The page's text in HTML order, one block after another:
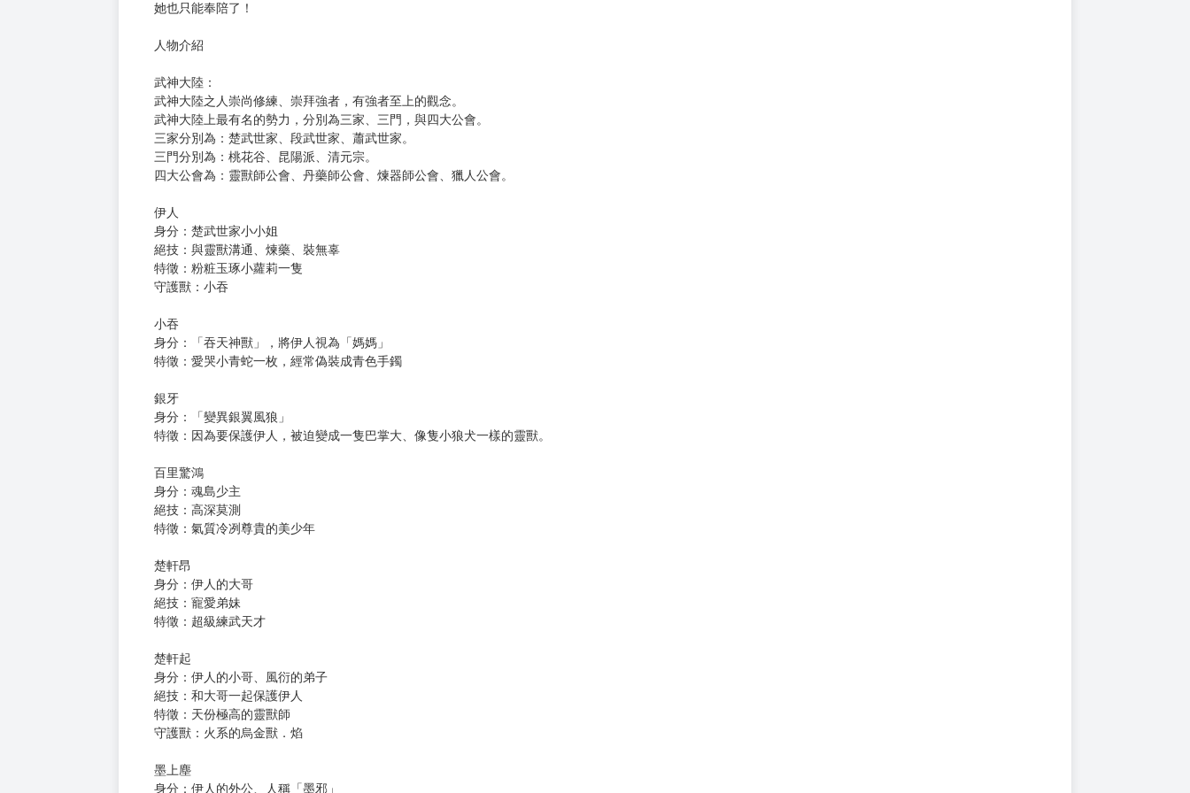
這一直囚禁神蠶的神蠶堡緊張，也是可以理解的啦！
這神蠶堡大小姐也太不聰明，
還運氣非常不好的被驚鴻撞個正著，
順手幫她討回之前被欺負的本金加利息，
偏偏這家人還真是不識相，
大小姐都吃了悶虧了，大少爺還敢上門找碴？
其實她一直都很低調的，但是人家不讓她低調，
人物介紹
武神大陸：
武神大陸之人崇尚修練、崇拜強者，有強者至上的觀念。
三家分別為：楚武世家、段武世家、蕭武世家。
三門分別為：桃花谷、昆陽派、清元宗。
四大公會為：靈獸師公會、丹藥師公會、煉器師公會、獵人公會。
伊人
身分：楚武世家小小姐
絕技：與靈獸溝通、煉藥、裝無辜
守護獸：小吞
小吞
身分：「吞天神獸」，將伊人視為「媽媽」
銀牙
身分：「變異銀翼風狼」
特徵：因為要保護伊人，被迫變成一隻巴掌大、像隻小狼犬一樣的靈獸。
百里驚鴻
身分：魂島少主
絕技：高深莫測
特徵：氣質冷冽尊貴的美少年
身分：伊人的大哥
絕技：寵愛弟妹